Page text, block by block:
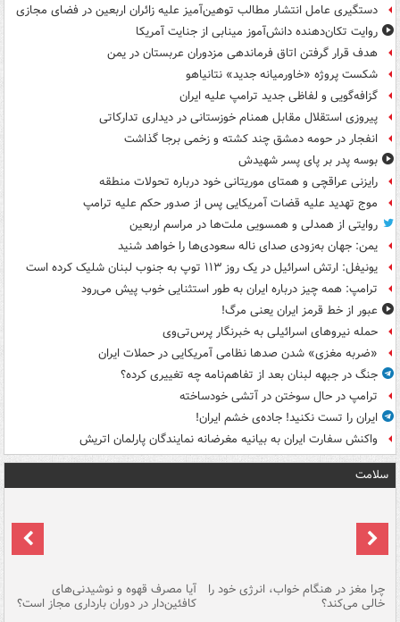
دستگیری عامل انتشار مطالب توهین‌آمیز علیه زائران اربعین در فضای مجازی
روایت تکان‌دهنده دانش‌آموز مینابی از جنایت آمریکا
هدف قرار گرفتن اتاق‌ فرماندهی مزدوران عربستان در یمن
شکست پروژه «خاورمیانه جدید» نتانیاهو
گزافه‌گویی و لفاظی جدید ترامپ علیه ایران
پیروزی استقلال مقابل همنام خوزستانی در دیداری تدارکاتی
انفجار در حومه دمشق چند کشته و زخمی برجا گذاشت
بوسه‌ پدر بر پای پسر شهیدش
رایزنی عراقچی و همتای موریتانی خود درباره تحولات منطقه
موج تهدید علیه قضات آمریکایی پس از صدور حکم علیه ترامپ
روایتی از همدلی و همسویی ملت‌ها در مراسم اربعین
یمن: جهان به‌زودی صدای ناله سعودی‌ها را خواهد شنید
یونیفل: ارتش اسرائیل در یک روز ۱۱۳ توپ به جنوب لبنان شلیک کرده است
ترامپ: همه چیز درباره ایران به طور استثنایی خوب پیش می‌رود
عبور از خط قرمز ایران یعنی مرگ!
حمله نیروهای اسرائیلی به خبرنگار پرس‌تی‌وی
«ضربه مغزی» شدن صدها نظامی آمریکایی در حملات ایران
جنگ در جبهه لبنان بعد از تفاهم‌نامه چه تغییری کرده؟
ترامپ در حال سوختن در آتشی خودساخته
ایران را تست نکنید! جاده‌ی خشم ایران!
واکنش سفارت ایران به بیانیه مغرضانه نمایندگان پارلمان اتریش
سلامت
چرا مغز در هنگام خواب، انرژی خود را
خالی می‌کند؟
آیا مصرف قهوه و نوشیدنی‌های
کافئین‌دار در دوران بارداری مجاز است؟